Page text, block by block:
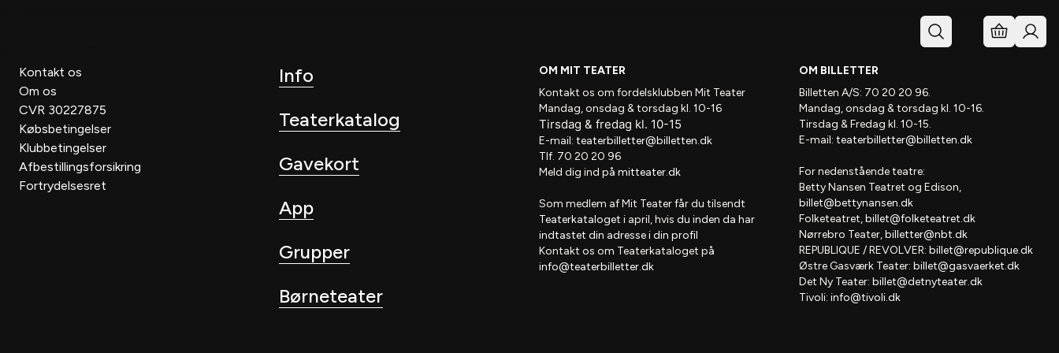
Kontakt os
Om os
CVR 30227875
Købsbetingelser
Klubbetingelser
Afbestillingsforsikring
Fortrydelsesret
Info
Teaterkatalog
Gavekort
App
Grupper
Børneteater
OM MIT TEATER
Kontakt os om fordelsklubben Mit Teater
Mandag, onsdag & torsdag kl. 10-16
Tirsdag & fredag kl. 10-15
E-mail: teaterbilletter@billetten.dk
Tlf. 70 20 20 96
Meld dig ind på mitteater.dk
Som medlem afMit Teaterfår du tilsendt
Teaterkataloget i april, hvis du inden da har
indtastet din adresse i din profil
Kontakt os om Teaterkataloget på
info@teaterbilletter.dk
OM BILLETTER
Billetten A/S: 70 20 20 96.
Mandag, onsdag & torsdag kl. 10-16.
Tirsdag & Fredag kl. 10-15.
E-mail: teaterbilletter@billetten.dk
For nedenstående teatre:
Betty Nansen Teatret og Edison,
billet@bettynansen.dk
Folketeatret,billet@folketeatret.dk
Nørrebro Teater,billetter@nbt.dk
REPUBLIQUE / REVOLVER: billet@republique.dk
Østre Gasværk Teater: billet@gasvaerket.dk
Det Ny Teater: billet@detnyteater.dk
Tivoli: info@tivoli.dk